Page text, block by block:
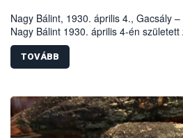
Nagy Bálint, 1930. április 4., Gacsály –
Nagy Bálint 1930. április 4-én született
Iskoláit szülőfalujában, majd az
később a harkovi (Szovjetunió)
Növényvédelmi Fakultásán végezte.
TOVÁBB